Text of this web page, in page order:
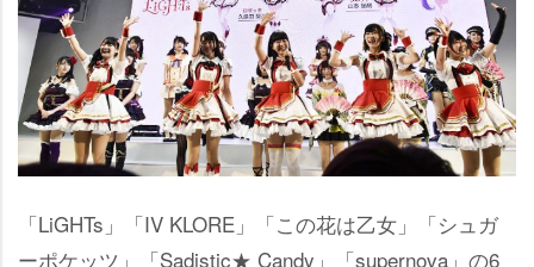
「LiGHTs」「IV KLORE」「この花は乙女」「シュガ
ーポケッツ」「Sadistic★ Candy」「supernova」の6